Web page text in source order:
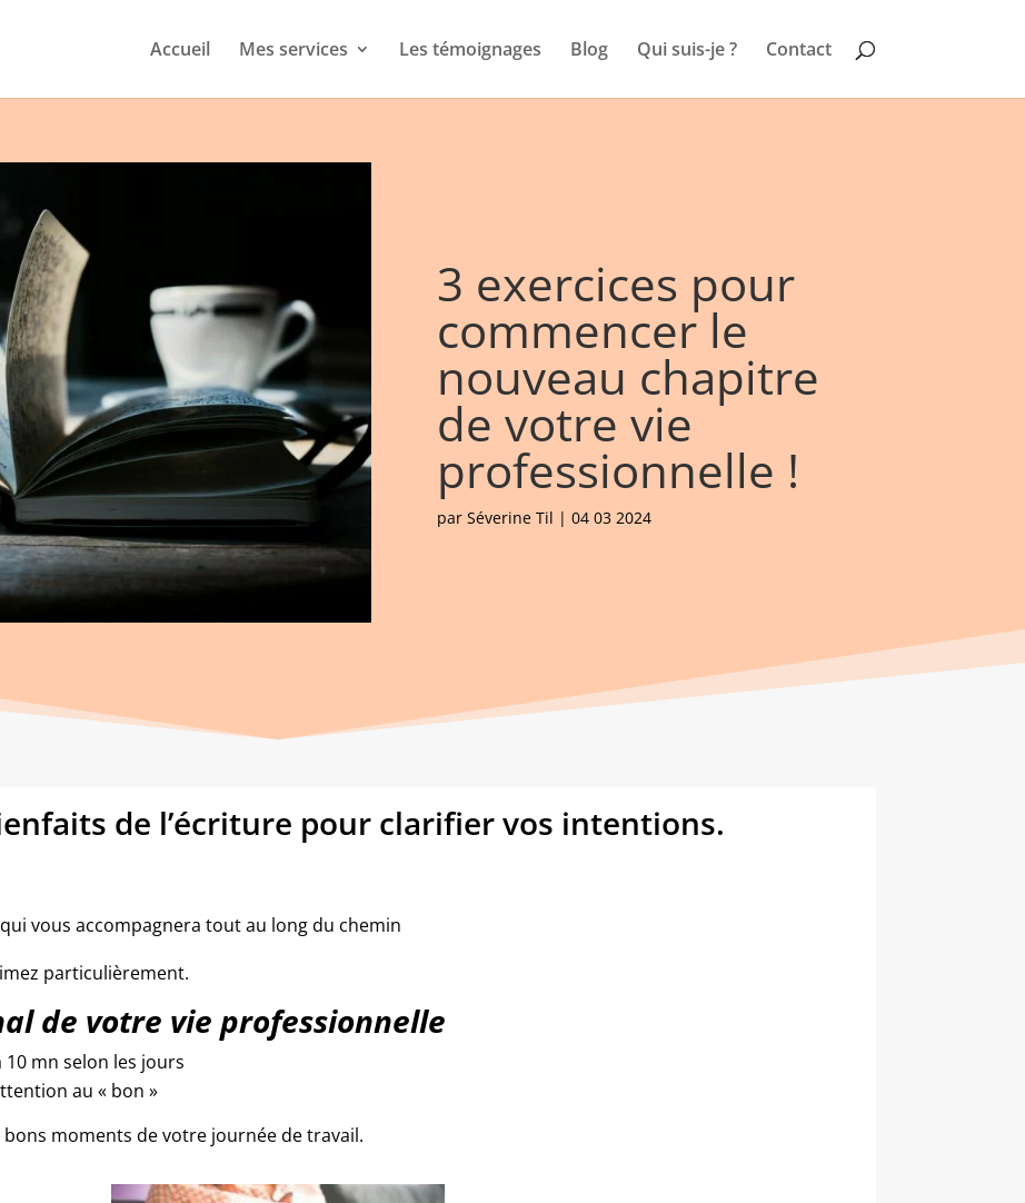
Accueil Mes services Les témoignages Blog Qui suis-je ? Contact
3 exercices pour
commencer le
nouveau chapitre
de votre vie
professionnelle !
par Séverine Til | 04 03 2024
de l’écriture pour clarifier vos intentions.
qui vous accompagnera tout au long du chemin
particulièrement.
de votre vie professionnelle
10 mn selon les jours
au « bon »
bons moments de votre journée de travail.